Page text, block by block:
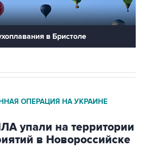
в Бристоле
ОПЕРАЦИЯ НА УКРАИНЕ
упали на территории
в Новороссийске